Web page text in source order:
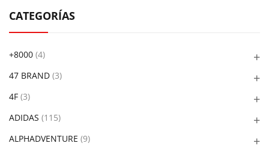
CATEGORÍAS
+8000 (4)
47 BRAND (3)
4F (3)
ADIDAS (115)
ALPHADVENTURE (9)